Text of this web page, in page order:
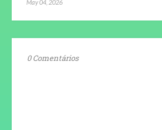
May 04, 2026
0 Comentários